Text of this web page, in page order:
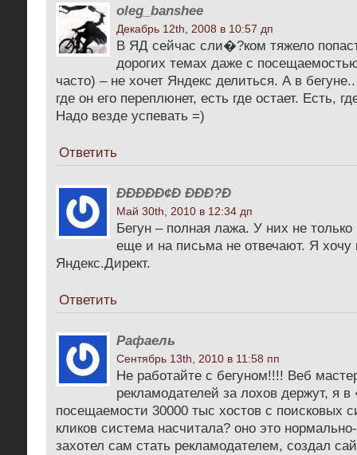
oleg_banshee
Декабрь 12th, 2008 в 10:57 дп
В ЯД сейчас сли�?ком тяжело
дорогих темах даже с
часто) – не хочет Яндекс делиться. А в
где он его переплюнет, есть где остает. Есть,
Надо везде успевать =)
Ответить
Ð­ÐÐÐÐ¢Ð ÐÐÐ?Ð
Май 30th, 2010 в 12:34 дп
Бегун – полная лажа. У них не
еще и на письма не отвечают. Я хочу
Яндекс.Директ.
Ответить
Рафаель
Сентябрь 13th, 2010 в 11:58 пп
Не работайте с бегуном!!!! Веб
рекламодателей за лохов держут, я
посещаемости 30000 тыс хостов с поисковых
кликов система насчитала? оно это
захотел сам стать рекламодателем, создал